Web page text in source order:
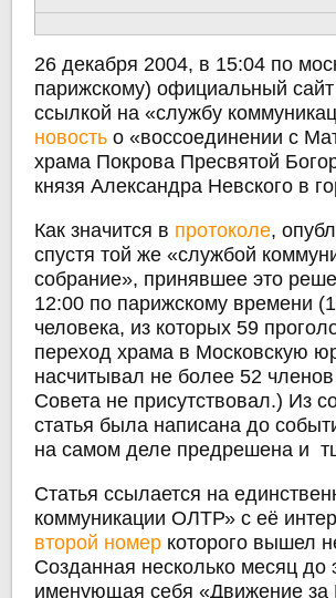
26 декабря 2004, в 15:04 по
парижскому) официальный
ссылкой на «службу
новостьо «воссоединении с
храма Покрова Пресвятой
князя Александра Невского в
Как значится в протоколе,
спустя той же «службой
собрание», принявшее это
12:00 по парижскому времени
человека, из которых 59
переход храма в Московскую
насчитывал не более 52
Совета не присутствовал.) Из
статья была написана до
на самом деле предрешена и
Статья ссылается на
коммуникации ОЛТР» с её
второй номер которого вышел
Созданная несколько месяц до
именующая себя «Движение за